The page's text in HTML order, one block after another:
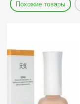
Похожие товары